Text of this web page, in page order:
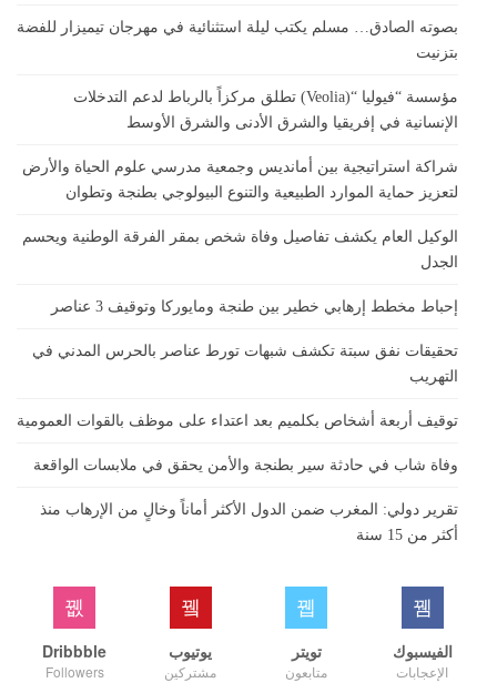
بصوته الصادق… مسلم يكتب ليلة استثنائية في مهرجان تيميزار للفضة
بتزنيت
مؤسسة “فيوليا “(Veolia) تطلق مركزاً بالرباط لدعم التدخلات
الإنسانية في إفريقيا والشرق الأدنى والشرق الأوسط
شراكة استراتيجية بين أمانديس وجمعية مدرسي علوم الحياة والأرض
لتعزيز حماية الموارد الطبيعية والتنوع البيولوجي بطنجة وتطوان
الوكيل العام يكشف تفاصيل وفاة شخص بمقر الفرقة الوطنية ويحسم
الجدل
إحباط مخطط إرهابي خطير بين طنجة ومايوركا وتوقيف 3 عناصر
تحقيقات نفق سبتة تكشف شبهات تورط عناصر بالحرس المدني في
التهريب
توقيف أربعة أشخاص بكلميم بعد اعتداء على موظف بالقوات العمومية
وفاة شاب في حادثة سير بطنجة والأمن يحقق في ملابسات الواقعة
تقرير دولي: المغرب ضمن الدول الأكثر أماناً وخالٍ من الإرهاب منذ
أكثر من 15 سنة
الفيسبوك
الإعجابات
تويتر
متابعون
يوتيوب
مشتركين
Dribbble
Followers